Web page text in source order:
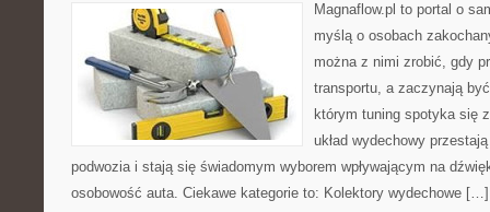
Magnaflow.pl to portal o
myślą o osobach
można z nimi zrobić, gdy
transportu, a zaczynają
którym tuning spotyka się
układ wydechowy
podwozia i stają się świadomym wyborem wpływającym na
osobowość auta. Ciekawe kategorie to: Kolektory wydechowe […]